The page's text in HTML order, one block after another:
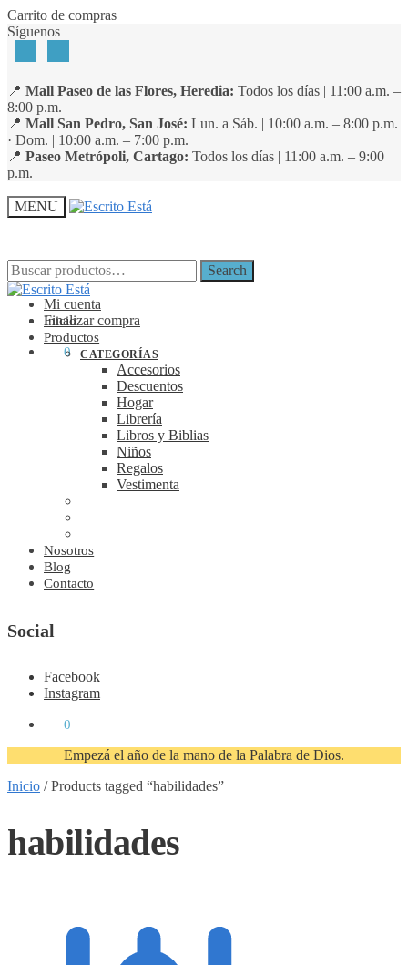
Skip
to
Skip
to
Carrito de compras
Síguenos
📍 Mall Paseo de las Flores, Heredia: Todos los días | 11:00 a.m. –
8:00 p.m.
📍 Mall San Pedro, San José: Lun. a Sáb. | 10:00 a.m. – 8:00 p.m.
· Dom. | 10:00 a.m. – 7:00 p.m.
📍 Paseo Metrópoli, Cartago: Todos los días | 11:00 a.m. – 9:00
p.m.
MENU
Search
for:
Search
Mi cuenta
Finalizar compra
0
Search
for:
Search
Inicio
Productos
CATEGORÍAS
Accesorios
Descuentos
Hogar
Librería
Libros y Biblias
Niños
Regalos
Vestimenta
Nosotros
Blog
Contacto
Social
Facebook
Instagram
0
Empezá el año de la mano de la Palabra de Dios.
Inicio /Products tagged “habilidades”
habilidades